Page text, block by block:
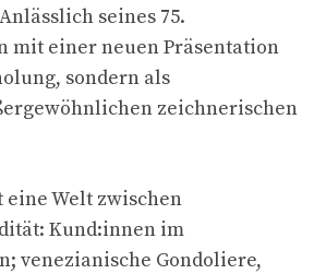
seines 75.
mit einer neuen Präsentation
sondern als
zeichnerischen
eine Welt zwischen
Kund:innen im
venezianische Gondoliere,